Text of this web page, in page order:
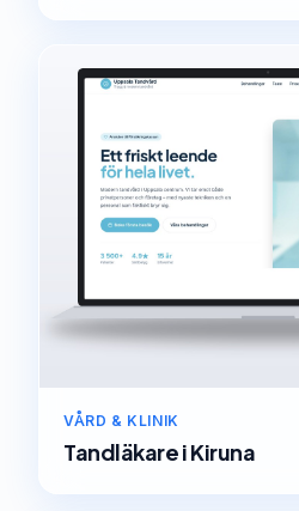
VÅRD & KLINIK
TandläkareiKiruna